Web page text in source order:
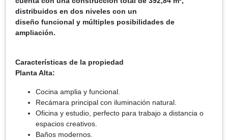
distribuidos en dos niveles con un
diseño funcional y múltiples posibilidades de
ampliación.
Características de la propiedad
Planta Alta:
Cocina amplia y funcional.
Recámara principal con iluminación natural.
Oficina y estudio, perfecto para trabajo a distancia o
espacios creativos.
Baños modernos.